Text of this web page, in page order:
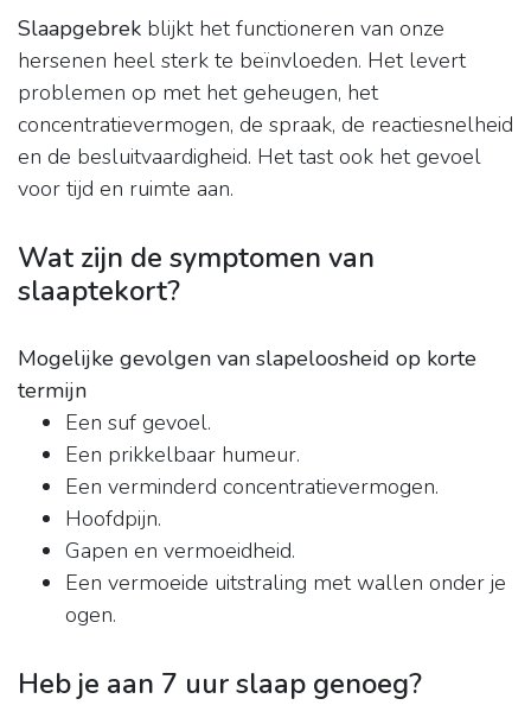
Slaapgebrek blijkt het functioneren van onze
hersenen heel sterk te beïnvloeden. Het levert
problemen op met het geheugen, het
concentratievermogen, de spraak, de reactiesnelheid
en de besluitvaardigheid. Het tast ook het gevoel
voor tijd en ruimte aan.
Wat zijn de symptomen van
slaaptekort?
Mogelijke gevolgen van slapeloosheid op korte
termijn
Een suf gevoel.
Een prikkelbaar humeur.
Een verminderd concentratievermogen.
Hoofdpijn.
Gapen en vermoeidheid.
Een vermoeide uitstraling met wallen onder je
ogen.
Heb je aan 7 uur slaap genoeg?